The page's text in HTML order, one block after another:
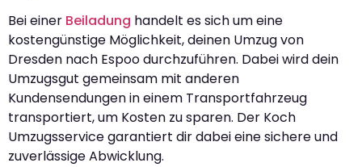
Bei einer Beiladung handelt es sich um eine
kostengünstige Möglichkeit, deinen Umzug von
Dresden nach Espoo durchzuführen. Dabei wird dein
Umzugsgut gemeinsam mit anderen
Kundensendungen in einem Transportfahrzeug
transportiert, um Kosten zu sparen. Der Koch
Umzugsservice garantiert dir dabei eine sichere und
zuverlässige Abwicklung.